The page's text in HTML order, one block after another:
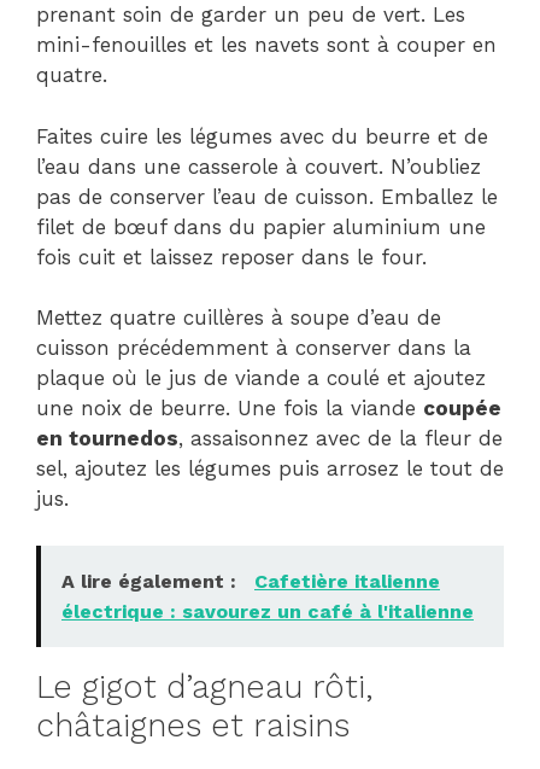
prenant soin de garder un peu de vert. Les
mini-fenouilles et les navets sont à couper en
quatre.
Faites cuire les légumes avec du beurre et de
l’eau dans une casserole à couvert. N’oubliez
pas de conserver l’eau de cuisson. Emballez le
filet de bœuf dans du papier aluminium une
fois cuit et laissez reposer dans le four.
Mettez quatre cuillères à soupe d’eau de
cuisson précédemment à conserver dans la
plaque où le jus de viande a coulé et ajoutez
une noix de beurre. Une fois la viande coupée
en tournedos, assaisonnez avec de la fleur de
sel, ajoutez les légumes puis arrosez le tout de
jus.
A lire également :
Cafetière italienne
électrique : savourez un café à l'italienne
Le gigot d’agneau rôti,
châtaignes et raisins